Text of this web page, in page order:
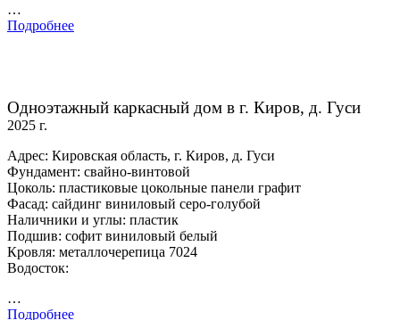
…
Подробнее
Одноэтажный каркасный дом в г. Киров, д. Гуси
2025 г.
Адрес: Кировская область, г. Киров, д. Гуси
Фундамент: свайно-винтовой
Цоколь: пластиковые цокольные панели графит
Фасад: сайдинг виниловый серо-голубой
Наличники и углы: пластик
Подшив: софит виниловый белый
Кровля: металлочерепица 7024
Водосток:
…
Подробнее